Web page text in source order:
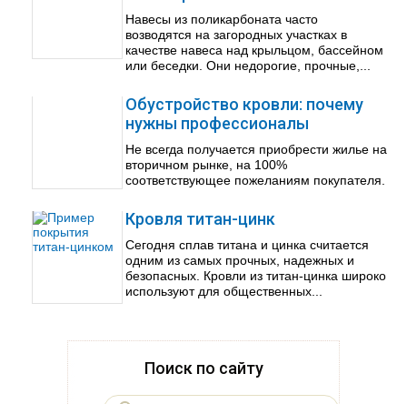
Навесы из поликарбоната часто
возводятся на загородных участках в
качестве навеса над крыльцом, бассейном
или беседки. Они недорогие, прочные,...
Обустройство кровли: почему
нужны профессионалы
Не всегда получается приобрести жилье на
вторичном рынке, на 100%
соответствующее пожеланиям покупателя.
Кровля титан-цинк
Сегодня сплав титана и цинка считается
одним из самых прочных, надежных и
безопасных. Кровли из титан-цинка широко
используют для общественных...
Поиск по сайту